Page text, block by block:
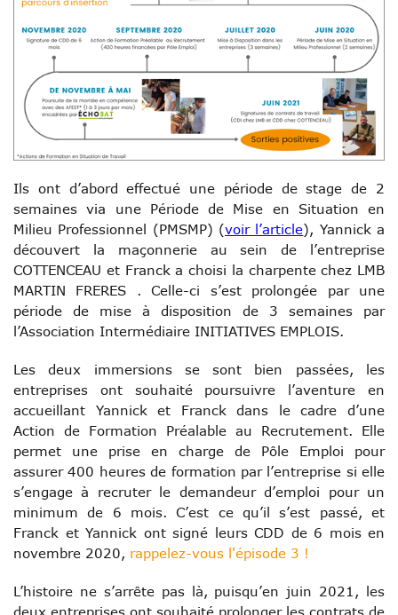
Ils ont d’abord effectué une période de stage de 2
semaines via une Période de Mise en Situation en
Milieu Professionnel (PMSMP) (voir l’article), Yannick a
découvert la maçonnerie au sein de l’entreprise
COTTENCEAU et Franck a choisi la charpente chez LMB
MARTIN FRERES . Celle-ci s’est prolongée par une
période de mise à disposition de 3 semaines par
l’Association Intermédiaire INITIATIVES EMPLOIS.
Les deux immersions se sont bien passées, les
entreprises ont souhaité poursuivre l’aventure en
accueillant Yannick et Franck dans le cadre d’une
Action de Formation Préalable au Recrutement. Elle
permet une prise en charge de Pôle Emploi pour
assurer 400 heures de formation par l’entreprise si elle
s’engage à recruter le demandeur d’emploi pour un
minimum de 6 mois. C’est ce qu’il s’est passé, et
Franck et Yannick ont signé leurs CDD de 6 mois en
novembre 2020, rappelez-vous l'épisode 3 !
L’histoire ne s’arrête pas là, puisqu’en juin 2021, les
deux entreprises ont souhaité prolonger les contrats de